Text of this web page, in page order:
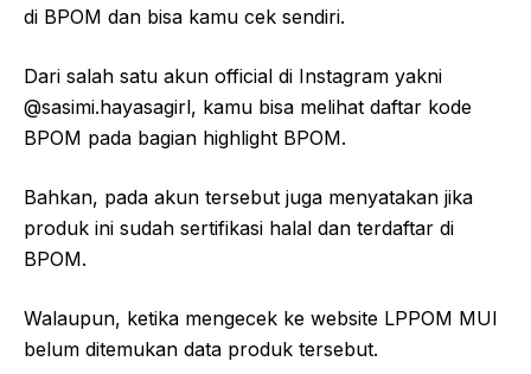
di BPOM dan bisa kamu cek sendiri.
Dari salah satu akun official di Instagram yakni
@sasimi.hayasagirl, kamu bisa melihat daftar kode
BPOM pada bagian highlight BPOM.
Bahkan, pada akun tersebut juga menyatakan jika
produk ini sudah sertifikasi halal dan terdaftar di
BPOM.
Walaupun, ketika mengecek ke website LPPOM MUI
belum ditemukan data produk tersebut.